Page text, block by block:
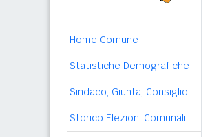
Home Comune
Statistiche Demografiche
Sindaco, Giunta, Consiglio
Storico Elezioni Comunali